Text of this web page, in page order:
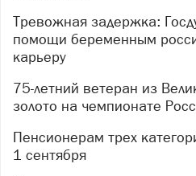
Тревожная задержка: Госдума заинтересована в
помощи беременным
карьеру
75-летний ветеран из Великого Устюга взял
золото на чемпионате
Пенсионерам трех категорий повысят выплаты с
1 сентября